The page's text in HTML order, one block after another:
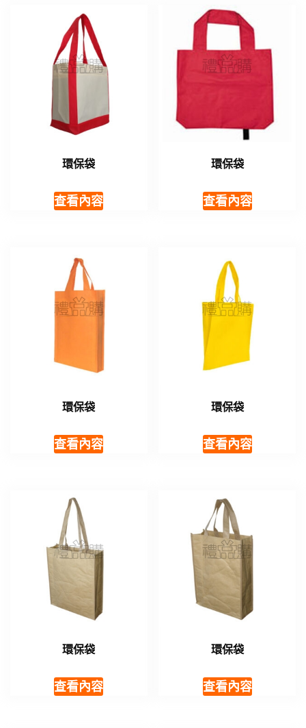
環保袋
查看內容
環保袋
查看內容
環保袋
查看內容
環保袋
查看內容
環保袋
查看內容
環保袋
查看內容